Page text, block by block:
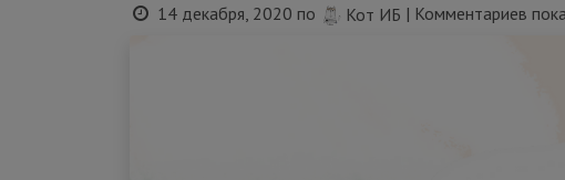
14 декабря, 2020 по Кот ИБ | Комментариев